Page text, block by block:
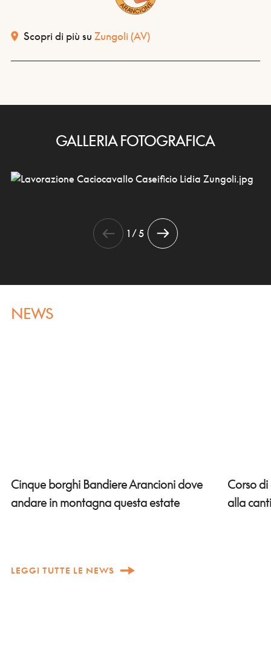
Scopri di più su Zungoli (AV)
GALLERIA FOTOGRAFICA
1 / 5
NEWS
Cinque borghi Bandiere Arancioni dove
andare in montagna questa estate
Corso
alla
LEGGI TUTTE LE NEWS